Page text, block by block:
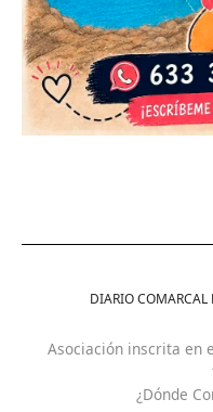
DIARIO COMARCAL
Asociación inscrita en
¿Dónde